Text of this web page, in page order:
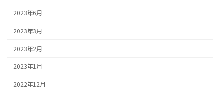
2023年6月
2023年3月
2023年2月
2023年1月
2022年12月